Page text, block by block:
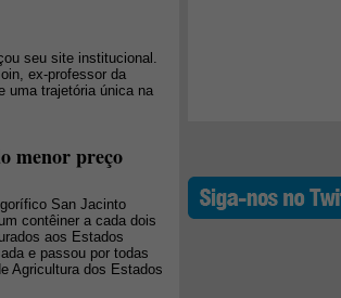
seu site institucional.
ex-professor da
uma trajetória única na
menor preço
San Jacinto
contêiner a cada dois
aos Estados
e passou por todas
Agricultura dos Estados